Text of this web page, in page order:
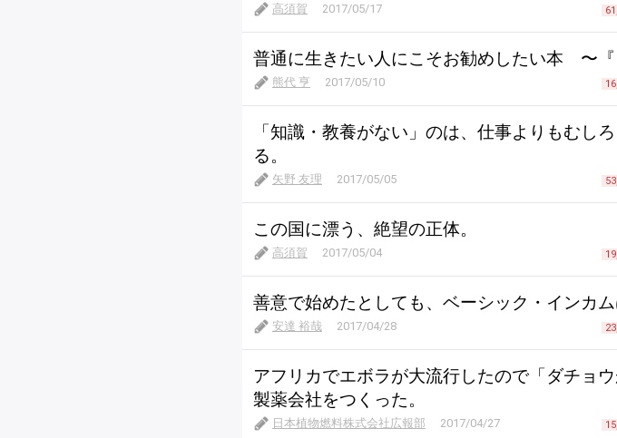
高須賀 2017/05/17
普通に生きたい人にこそお勧めしたい本 〜
熊代 亨 2017/05/10
「知識・教養がない」のは、仕事よりもむし
る。
矢野 友理 2017/05/05
この国に漂う、絶望の正体。
高須賀 2017/05/04
善意で始めたとしても、ベーシック・インカ
安達 裕哉 2017/04/28
アフリカでエボラが大流行したので「ダチョ
製薬会社をつくった。
日本植物燃料株式会社広報部 2017/04/27